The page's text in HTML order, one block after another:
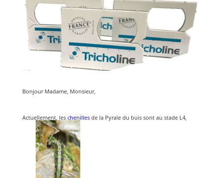
Bonjour Madame, Monsieur,
Actuellement, les chenillesde la Pyrale du buis sont au stade L4,